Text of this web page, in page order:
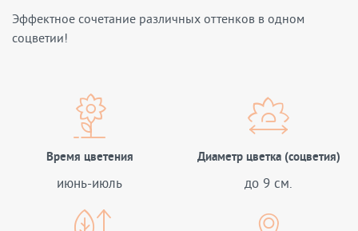
Эффектное сочетание различных оттенков в одном
соцветии!
Время цветения
июнь-июль
Диаметр цветка (соцветия)
до 9 см.